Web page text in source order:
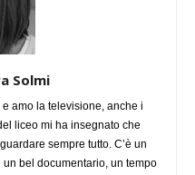
Solmi
amo la televisione, anche i
liceo mi ha insegnato che
sempre tutto. C’è un
bel documentario, un tempo